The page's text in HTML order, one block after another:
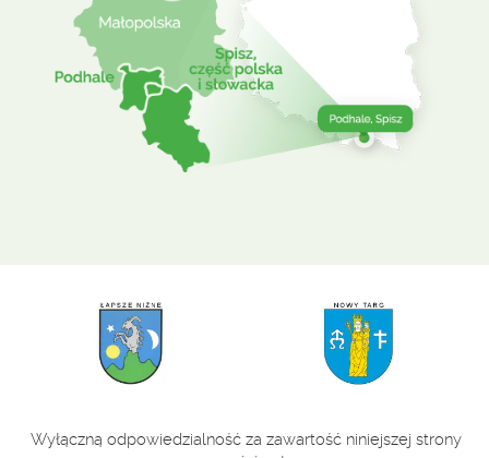
Wyłączną odpowiedzialność za zawartość niniejszej strony